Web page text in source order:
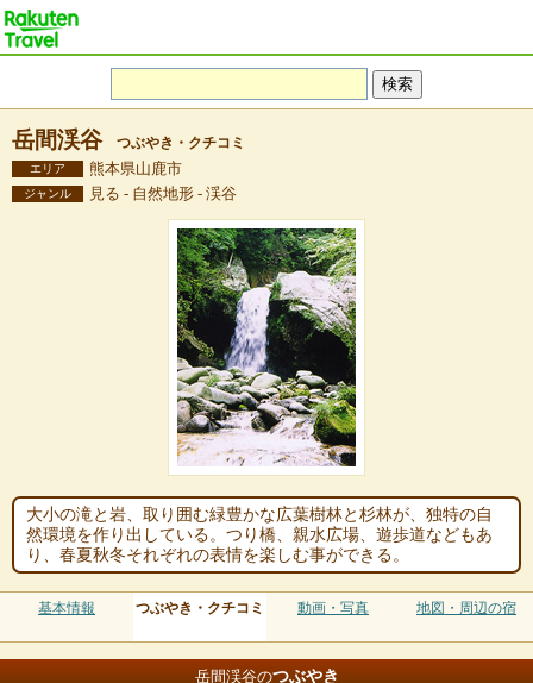
岳間渓谷 つぶやき・クチコミ
エリア 熊本県山鹿市
ジャンル 見る - 自然地形 - 渓谷
大小の滝と岩、取り囲む緑豊かな広葉樹林と杉林が、独特の自
然環境を作り出している。つり橋、親水広場、遊歩道などもあ
り、春夏秋冬それぞれの表情を楽しむ事ができる。
基本情報 つぶやき・クチコミ 動画・写真 地図・周辺の宿
岳間渓谷のつぶやき